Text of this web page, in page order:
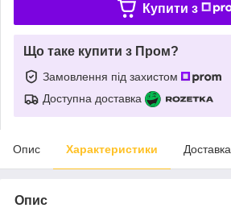
Купити з
Що таке купити з Пром?
Замовлення під захистом
Доступна доставка
Опис Характеристики Доставка
Опис